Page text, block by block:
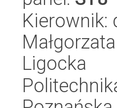
Kierownik:
Ligocka